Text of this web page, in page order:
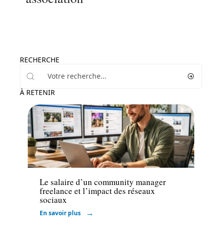
RECHERCHE
À RETENIR
Marketing
Le salaire d’un community manager
freelance et l’impact des réseaux
sociaux
En savoir plus